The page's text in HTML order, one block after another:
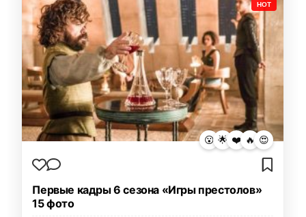
HOT
😮 🌟 ❤️ 🔥 😍
Первые кадры 6 сезона «Игры престолов»
15 фото